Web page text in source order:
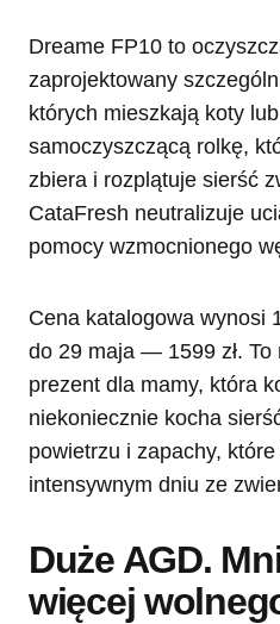
Dreame FP10 to
zaprojektowany
których mieszkają koty
samoczyszczącą rolkę,
zbiera i rozplątuje sierść
CataFresh neutralizuje
pomocy wzmocnionego
Cena katalogowa wynosi
do 29 maja — 1599 zł. To
prezent dla mamy, która
niekoniecznie kocha
powietrzu i zapachy,
intensywnym dniu ze
Duże AGD.
więcej